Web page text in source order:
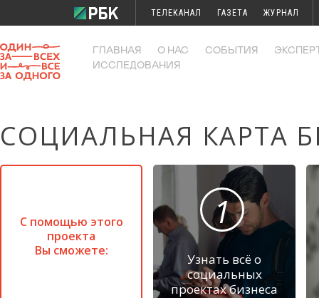
ТЕЛЕКАНАЛ ГАЗЕТА ЖУРНАЛ
ГЛАВНАЯ
О НАС СОБЫТИЯ
ИССЛЕДОВАНИЯ
СОЦИАЛЬНАЯ КАРТА
С помощью этого
проекта
Вы сможете:
1
Узнать всё о
социальных
проектах бизнеса